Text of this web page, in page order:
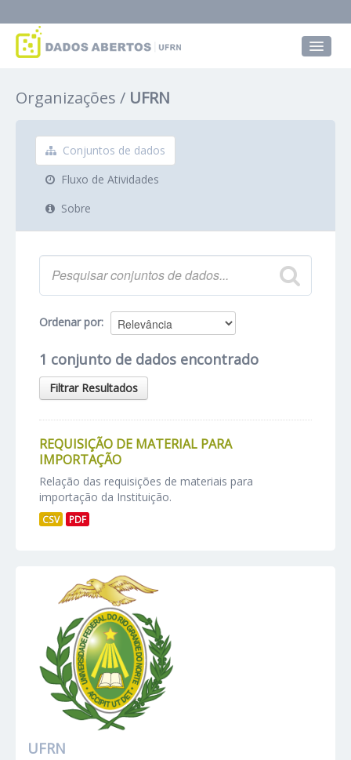
Grupos
Sobre
Organizações UFRN
Conjuntos de dados
Fluxo de Atividades
Sobre
Ordenar por
1 conjunto de dados encontrado
Filtrar Resultados
REQUISIÇÃO DE MATERIAL PARA
IMPORTAÇÃO
Relação das requisições de materiais para
importação da Instituição.
CSV PDF
UFRN